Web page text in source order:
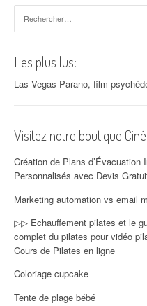
Les plus lus:
Las Vegas Parano, film
Visitez notre boutique
Création de Plans d’Évacuation
Personnalisés avec Devis
Marketing automation vs email
▷▷ Echauffement pilates et le
complet du pilates pour vidéo
Cours de Pilates en ligne
Coloriage cupcake
Tente de plage bébé